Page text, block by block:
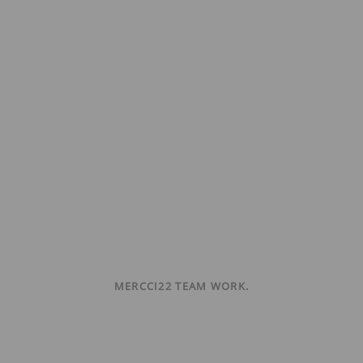
MERCCI22 TEAM WORK.